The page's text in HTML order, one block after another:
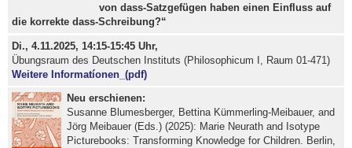
von dass-Satzgefügen haben einen Einfluss auf
die korrekte dass-Schreibung?“
Di., 4.11.2025, 14:15-15:45 Uhr,
Übungsraum des Deutschen Instituts (Philosophicum I, Raum 01-471)
Weitere Informatíonen_(pdf)
Neu erschienen:
Susanne Blumesberger, Bettina Kümmerling-Meibauer, and
Jörg Meibauer (Eds.) (2025): Marie Neurath and Isotype
Picturebooks: Transforming Knowledge for Children. Berlin,